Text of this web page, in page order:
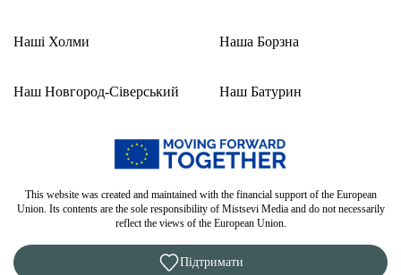
Наші Холми
Наш Новгород-Сіверський
Наша Борзна
Наш Батурин
This website was created and maintained with the financial support of the European
Union. Its contents are the sole responsibility of Mistsevi Media and do not necessarily
reflect the views of the European Union.
Підтримати